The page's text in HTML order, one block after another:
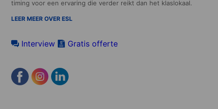
timing voor een ervaring die verder reikt dan het klaslokaal.
LEER MEER OVER ESL
Interview Gratis offerte